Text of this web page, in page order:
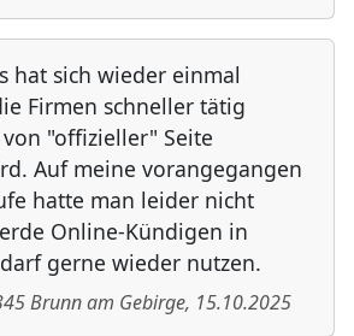
hat sich wieder einmal
Firmen schneller tätig
"offizieller" Seite
Auf meine vorangegangen
hatte man leider nicht
Online-Kündigen in
gerne wieder nutzen.
Brunn am Gebirge, 15.10.2025